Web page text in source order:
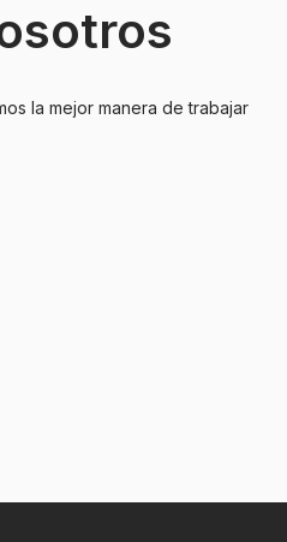
la mejor manera de trabajar